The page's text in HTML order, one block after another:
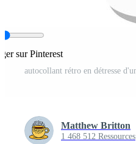
sur Pinterest
Matthew Britton
1 468 512 Ressources